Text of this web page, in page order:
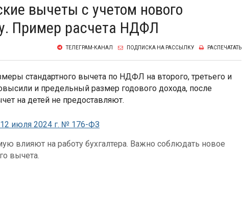
вычеты с учетом нового
Пример расчета НДФЛ
РАСПЕЧАТАТЬ
ПОДПИСКА НА РАССЫЛКУ
ТЕЛЕГРАМ-КАНАЛ
стандартного вычета по НДФЛ на второго, третьего и
и предельный размер годового дохода, после
на детей не предоставляют.
июля 2024 г. № 176-ФЗ
влияют на работу бухгалтера. Важно соблюдать новое
вычета.